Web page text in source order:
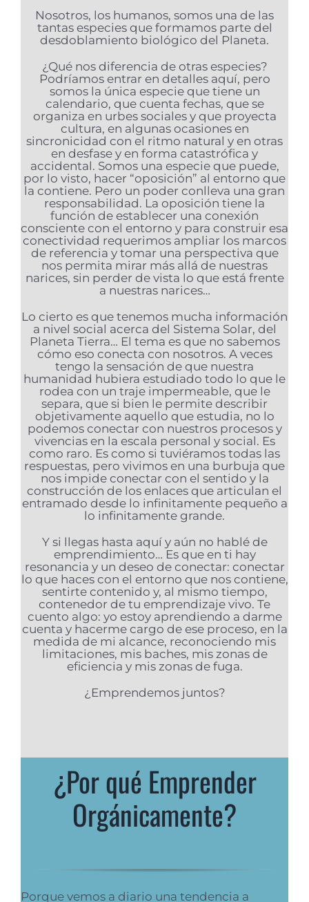
Nosotros, los humanos, somos una de las
tantas especies que formamos parte del
desdoblamiento biológico del Planeta.
¿Qué nos diferencia de otras especies?
Podríamos entrar en detalles aquí, pero
somos la única especie que tiene un
calendario, que cuenta fechas, que se
organiza en urbes sociales y que proyecta
cultura, en algunas ocasiones en
sincronicidad con el ritmo natural y en otras
en desfase y en forma catastrófica y
accidental. Somos una especie que puede,
por lo visto, hacer “oposición” al entorno que
la contiene. Pero un poder conlleva una gran
responsabilidad. La oposición tiene la
función de establecer una conexión
consciente con el entorno y para construir esa
conectividad requerimos ampliar los marcos
de referencia y tomar una perspectiva que
nos permita mirar más allá de nuestras
narices, sin perder de vista lo que está frente
a nuestras narices…
Lo cierto es que tenemos mucha información
a nivel social acerca del Sistema Solar, del
Planeta Tierra… El tema es que no sabemos
cómo eso conecta con nosotros. A veces
tengo la sensación de que nuestra
humanidad hubiera estudiado todo lo que le
rodea con un traje impermeable, que le
separa, que si bien le permite describir
objetivamente aquello que estudia, no lo
podemos conectar con nuestros procesos y
vivencias en la escala personal y social. Es
como raro. Es como si tuviéramos todas las
respuestas, pero vivimos en una burbuja que
nos impide conectar con el sentido y la
construcción de los enlaces que articulan el
entramado desde lo infinitamente pequeño a
lo infinitamente grande.
Y si llegas hasta aquí y aún no hablé de
emprendimiento… Es que en ti hay
resonancia y un deseo de conectar: conectar
lo que haces con el entorno que nos contiene,
sentirte contenido y, al mismo tiempo,
contenedor de tu emprendizaje vivo. Te
cuento algo: yo estoy aprendiendo a darme
cuenta y hacerme cargo de ese proceso, en la
medida de mi alcance, reconociendo mis
limitaciones, mis baches, mis zonas de
eficiencia y mis zonas de fuga.
¿Emprendemos juntos?
¿Por qué Emprender
Orgánicamente?
Porque vemos a diario una tendencia a